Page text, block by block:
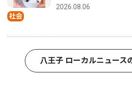
社会
2026.08.06
八王子 ローカルニュース